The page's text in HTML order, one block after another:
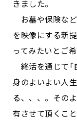
きました。
お墓や保険な
を映像にする新
ってみたいとご
終活を通じて「
身のよいよい人
る、、、。その
有させて頂くこ